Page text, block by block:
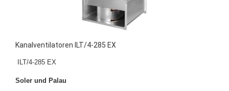
Kanalventilatoren ILT/4-285 EX
ILT/4-285 EX
Soler und Palau